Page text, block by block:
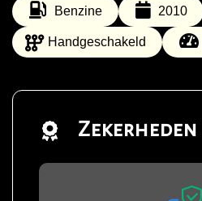
Benzine 2010
Handgeschakeld
Zekerheden